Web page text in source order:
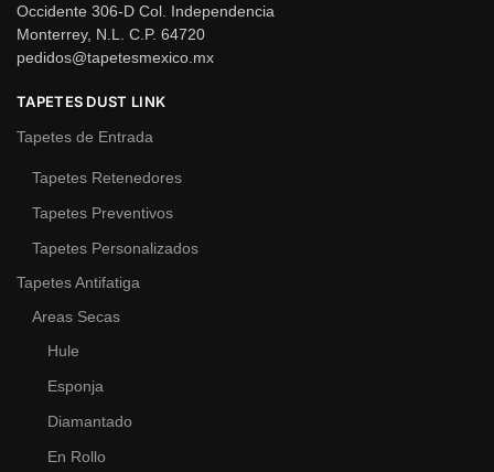
Occidente 306-D Col. Independencia
Monterrey, N.L. C.P. 64720
pedidos@tapetesmexico.mx
TAPETES DUST LINK
Tapetes de Entrada
Tapetes Retenedores
Tapetes Preventivos
Tapetes Personalizados
Tapetes Antifatiga
Areas Secas
Hule
Esponja
Diamantado
En Rollo